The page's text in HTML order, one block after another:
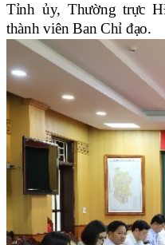
Tỉnh ủy, Thường trực
thành viên Ban Chỉ đạo.